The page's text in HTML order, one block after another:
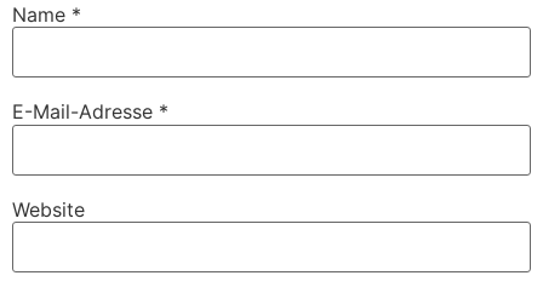
Name *
E-Mail-Adresse *
Website